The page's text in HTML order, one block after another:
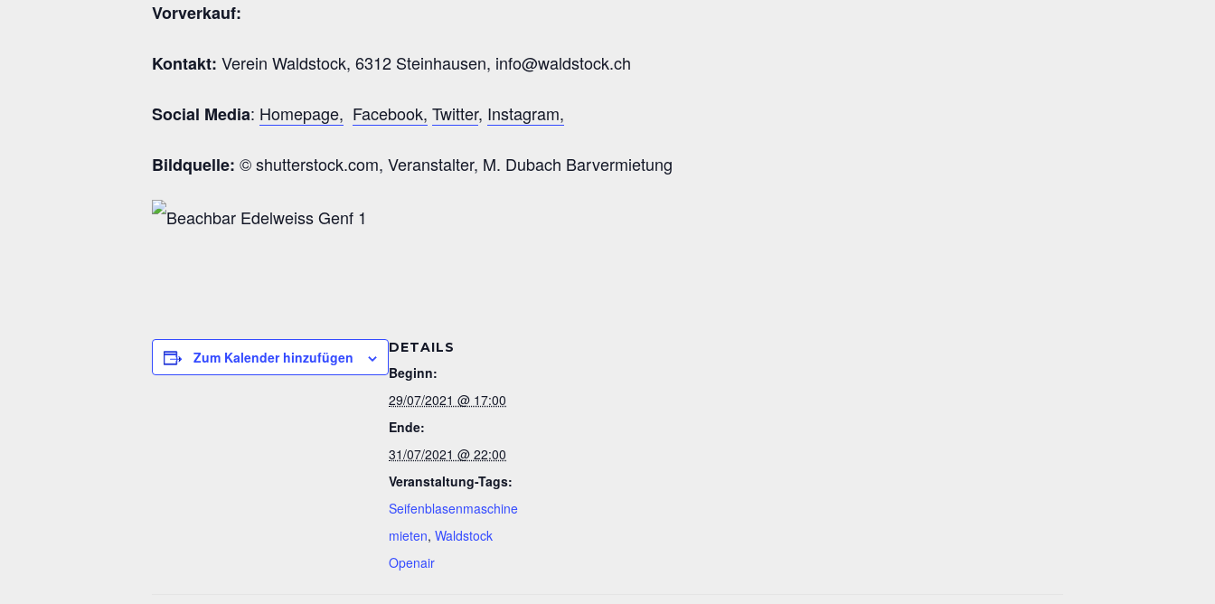
Vorverkauf:
Kontakt: Verein Waldstock, 6312 Steinhausen, info@waldstock.ch
Social Media: Homepage, Facebook, Twitter, Instagram,
Bildquelle: © shutterstock.com, Veranstalter, M. Dubach Barvermietung
Zum Kalender hinzufügen
DETAILS
Beginn:
29/07/2021 @ 17:00
Ende:
31/07/2021 @ 22:00
Veranstaltung-Tags:
Seifenblasenmaschine
mieten, Waldstock
Openair